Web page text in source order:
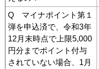
Q マイナポイント第１
弾を申込済で、令和3年
12月末時点で上限5,000
円分までポイント付与
されていない場合、1月